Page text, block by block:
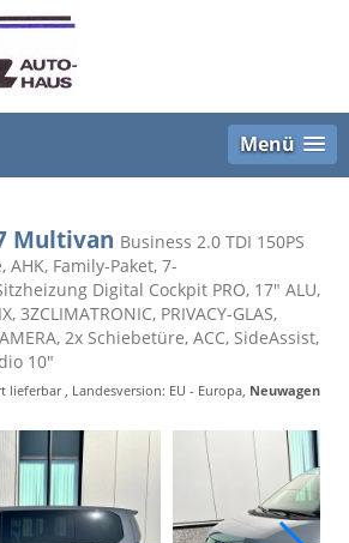
Menü
Multivan Business 2.0 TDI 150PS
AHK, Family-Paket, 7-
Digital Cockpit PRO, 17" ALU,
3ZCLIMATRONIC, PRIVACY-GLAS,
2x Schiebetüre, ACC, SideAssist,
10"
lieferbar, Landesversion: EU - Europa, Neuwagen